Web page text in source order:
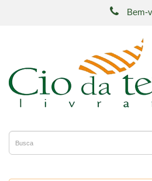
Bem-